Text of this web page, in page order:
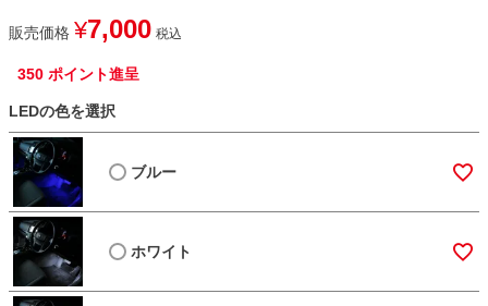
販売価格 ¥7,000 税込
350 ポイント進呈
LEDの色を選択
ブルー
ホワイト